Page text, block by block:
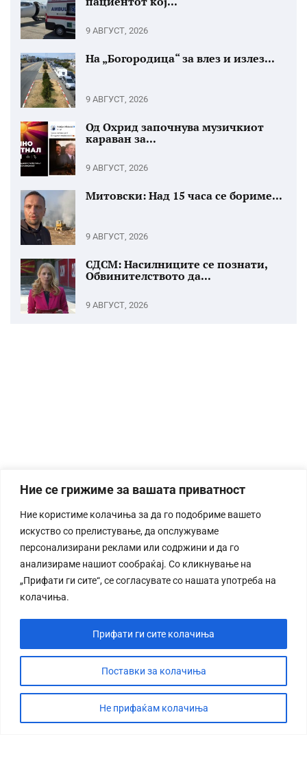
Ние се грижиме за вашата приватност
Ние користиме колачиња за да го подобриме вашето
искуство со прелистување, да опслужуваме
персонализирани реклами или содржини и да го
анализираме нашиот сообраќај. Со кликнување на
„Прифати ги сите“, се согласувате со нашата употреба на
колачиња.
Поставки за колачиња
Не прифаќам колачиња
Прифати ги сите колачиња
9 АВГУСТ, 2026
На „Богородица“ за влез и излез...
9 АВГУСТ, 2026
Од Охрид започнува музичкиот
караван за...
9 АВГУСТ, 2026
Митовски: Над 15 часа се бориме...
9 АВГУСТ, 2026
СДСМ: Насилниците се познати,
Обвинителството да...
9 АВГУСТ, 2026